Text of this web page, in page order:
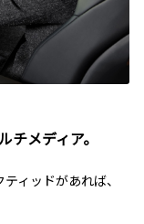
メディア。
ィッドがあれば、